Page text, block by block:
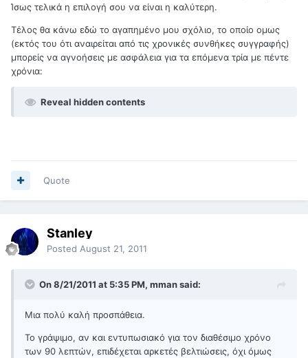
Ίσως τελικά η επιλογή σου να είναι η καλύτερη.
Τέλος θα κάνω εδώ το αγαπημένο μου σχόλιο, το οποίο ομως
(εκτός του ότι αναιρείται από τις χρονικές συνθήκες συγγραφής)
μπορείς να αγνοήσεις με ασφάλεια για τα επόμενα τρία με πέντε
χρόνια:
Reveal hidden contents
Quote
Stanley
Posted August 21, 2011
On 8/21/2011 at 5:35 PM, mman said:
Μια πολύ καλή προσπάθεια.
Το γράψιμο, αν και εντυπωσιακό για τον διαθέσιμο χρόνο
των 90 λεπτών, επιδέχεται αρκετές βελτιώσεις, όχι όμως